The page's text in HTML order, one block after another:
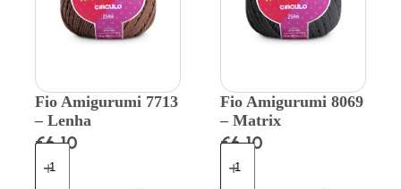
Fio Amigurumi 7713
– Lenha
€6.10
Fio Amigurumi 8069
– Matrix
€6.10